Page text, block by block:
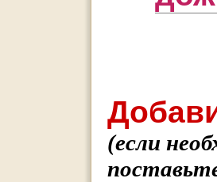
(если